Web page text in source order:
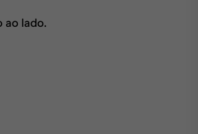
ao lado.